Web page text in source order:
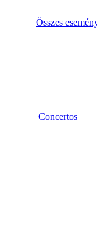
Összes
Concertos